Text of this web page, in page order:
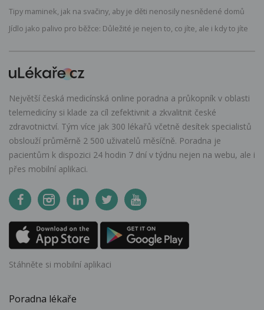
Tipy maminek, jak na svačiny, aby je děti nenosily nesnědené domů
Jídlo jako palivo pro běžce: Důležité je nejen to, co jíte, ale i kdy to jíte
Největší česká medicínská online poradna a průkopník v oblasti
telemedicíny si klade za cíl zefektivnit a zkvalitnit české
zdravotnictví. Tým více jak 300 lékařů včetně desítek specialistů
obslouží průměrně 2 500 uživatelů měsíčně. Poradna je
pacientům k dispozici 24 hodin 7 dní v týdnu nejen na webu, ale i
přes mobilní aplikaci.
Stáhněte si mobilní aplikaci
Poradna lékaře